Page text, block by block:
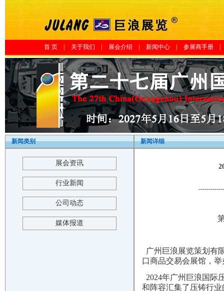
首 页 关于我们 展会介绍 新闻中心 参展商手册|
新闻类别
展会资讯
行业新闻
公司动态
媒体报道
新闻详细
广州巨浪展览策划有
口商品交易会展馆，
2024年广州巨浪国际
和阵容汇集了压铸行